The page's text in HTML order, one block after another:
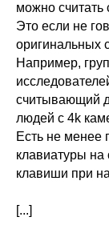
можно считать
Это если не
оригинальных
Например,
считывающий
людей с 4k
Есть не менее
клавиатуры на
клавиши при
[...]